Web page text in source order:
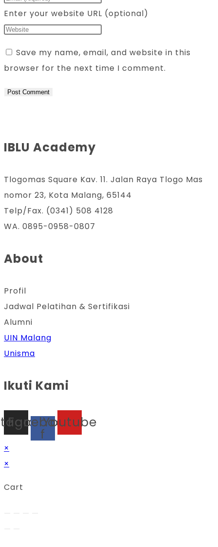
Enter your website URL (optional)
Save my name, email, and website in this
browser for the next time I comment.
IBLU Academy
Tlogomas Square Kav. 11. Jalan Raya Tlogo Mas
nomor 23, Kota Malang, 65144
Telp/Fax. (0341) 508 4128
WA. 0895-0958-0807
About
Profil
Jadwal Pelatihan & Sertifikasi
Alumni
UIN Malang
Unisma
Ikuti Kami
Facebook-
f
Youtube
×
×
Cart